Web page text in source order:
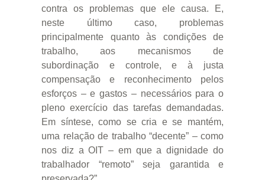
contra os problemas que ele causa. E,
neste último caso, problemas
principalmente quanto às condições de
trabalho, aos mecanismos de
subordinação e controle, e à justa
compensação e reconhecimento pelos
esforços – e gastos – necessários para o
pleno exercício das tarefas demandadas.
Em síntese, como se cria e se mantém,
uma relação de trabalho “decente” – como
nos diz a OIT – em que a dignidade do
trabalhador “remoto” seja garantida e